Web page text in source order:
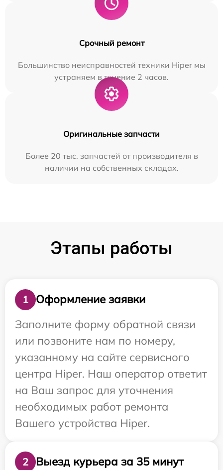
Срочный ремонт
Большинство неисправностей техники Hiper мы
устраняем в течение 2 часов.
Оригинальные запчасти
Более 20 тыс. запчастей от производителя в
наличии на собственных складах.
Этапы работы
1
Оформление заявки
Заполните форму обратной связи
или позвоните нам по номеру,
указанному на сайте сервисного
центра Hiper. Наш оператор ответит
на Ваш запрос для уточнения
необходимых работ ремонта
Вашего устройства Hiper.
2 Выезд курьера за 35 минут